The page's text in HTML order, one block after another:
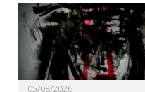
05/08/2026